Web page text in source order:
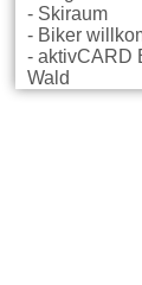
- Skiraum
- Biker
- aktivCARD
Wald